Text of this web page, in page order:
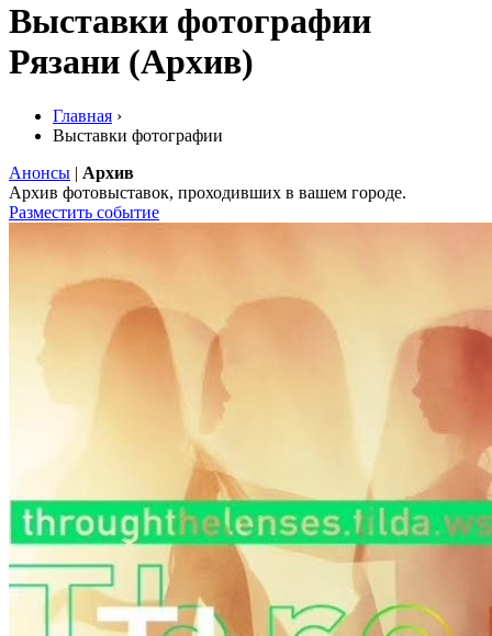
Выставки фотографии
Рязани (Архив)
Главная ›
Выставки фотографии
Анонсы | Архив
Архив фотовыставок, проходивших в вашем городе.
Разместить событие